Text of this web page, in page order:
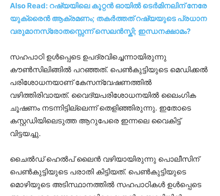
Also Read: റഷ്യയിലെ കൂറ്റൻ ഓയിൽ ടെർമിനലിന് നേരേ
യുക്രൈൻ ആക്രമണം; തകർത്തത് റഷ്യയുടെ പ്രധാന
വരുമാനസ്രോതസ്സെന്ന് സെലൻസ്കി; ഇന്ധനക്ഷാമം?
സഹപാഠി ഉൾപ്പെടെ ഉപദ്രവിച്ചെന്നായിരുന്നു
കൗൺസിലിങ്ങിൽ പറഞ്ഞത്. പെണ്‍കുട്ടിയുടെ മെഡിക്കൽ
പരിശോധനയാണ് കേസന്വേഷണത്തില്‍
വഴിത്തിരിവായത്. വൈദ്യപരിശോധനയിൽ ലൈംഗിക
ചൂഷണം നടന്നിട്ടില്ലെന്ന് തെളിഞ്ഞിരുന്നു. ഇതോടെ
കസ്റ്റഡിയിലെടുത്ത ആറുപേരെ ഇന്നലെ വൈകിട്ട്
വിട്ടയച്ചു.
ചൈൽഡ് ഹെൽപ് ലൈൻ വഴിയായിരുന്നു പൊലീസിന്
പെൺകുട്ടിയുടെ പരാതി കിട്ടിയത്. പെൺകുട്ടിയുടെ
മൊഴിയുടെ അടിസ്ഥാനത്തില്‍ സഹപാഠികൾ ഉൾപ്പെടെ